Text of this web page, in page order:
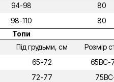
94-98
80
98-110
80
Топи
Під грудьми, см
Розмір
65-72
65ВС-
72-77